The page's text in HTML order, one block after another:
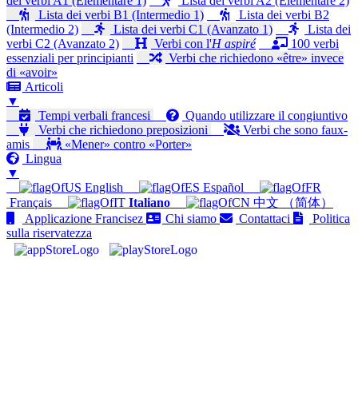
Lista dei verbi B1 (Intermedio 1)
Lista dei verbi B2
(Intermedio 2)
Lista dei verbi C1 (Avanzato 1)
Lista dei
verbi C2 (Avanzato 2)
Verbi con l'H aspiré
100 verbi
essenziali per principianti
Verbi che richiedono «être» invece
di «avoir»
Articoli
▼
Tempi verbali francesi
Quando utilizzare il congiuntivo
Verbi che richiedono preposizioni
Verbi che sono faux-
amis
«Mener» contro «Porter»
Lingua
▼
English
Español
Français
Italiano
中文 （简体）
Applicazione Francisez
Chi siamo Contattaci
Politica
sulla riservatezza